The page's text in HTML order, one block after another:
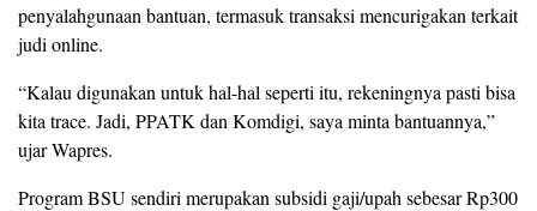
penyalahgunaan bantuan, termasuk transaksi mencurigakan terkait
judi online.
“Kalau digunakan untuk hal-hal seperti itu, rekeningnya pasti bisa
kita trace. Jadi, PPATK dan Komdigi, saya minta bantuannya,”
ujar Wapres.
Program BSU sendiri merupakan subsidi gaji/upah sebesar Rp300